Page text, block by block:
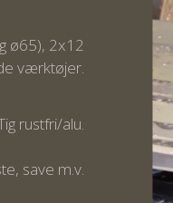
ø65), 2x12
værktøjer.
rustfri/alu.
save m.v.